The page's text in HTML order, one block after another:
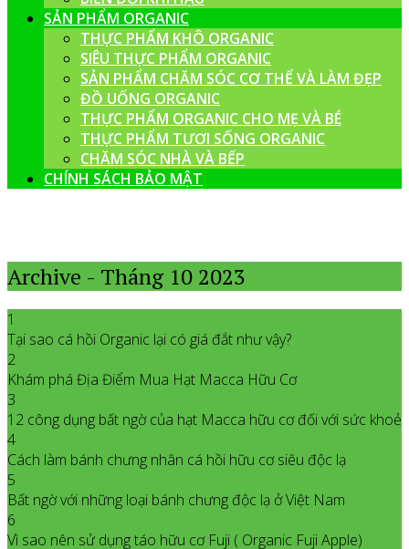
SẢN PHẨM ORGANIC
THỰC PHẨM KHÔ ORGANIC
SIÊU THỰC PHẨM ORGANIC
SẢN PHẨM CHĂM SÓC CƠ THỂ VÀ LÀM ĐẸP
ĐỒ UỐNG ORGANIC
THỰC PHẨM ORGANIC CHO MẸ VÀ BÉ
THỰC PHẨM TƯƠI SỐNG ORGANIC
CHĂM SÓC NHÀ VÀ BẾP
CHÍNH SÁCH BẢO MẬT
Archive - Tháng 10 2023
1
Tại sao cá hồi Organic lại có giá đắt như vậy?
2
Khám phá Địa Điểm Mua Hạt Macca Hữu Cơ
3
12 công dụng bất ngờ của hạt Macca hữu cơ đối với sức khoẻ
4
Cách làm bánh chưng nhân cá hồi hữu cơ siêu độc lạ
5
Bất ngờ với những loại bánh chưng độc lạ ở Việt Nam
6
Vì sao nên sử dụng táo hữu cơ Fuji ( Organic Fuji Apple)